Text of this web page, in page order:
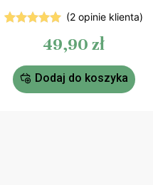
na 5
podstawie
ocen
klientów
(2opinie klienta)
49,90 zł
Dodaj do koszyka